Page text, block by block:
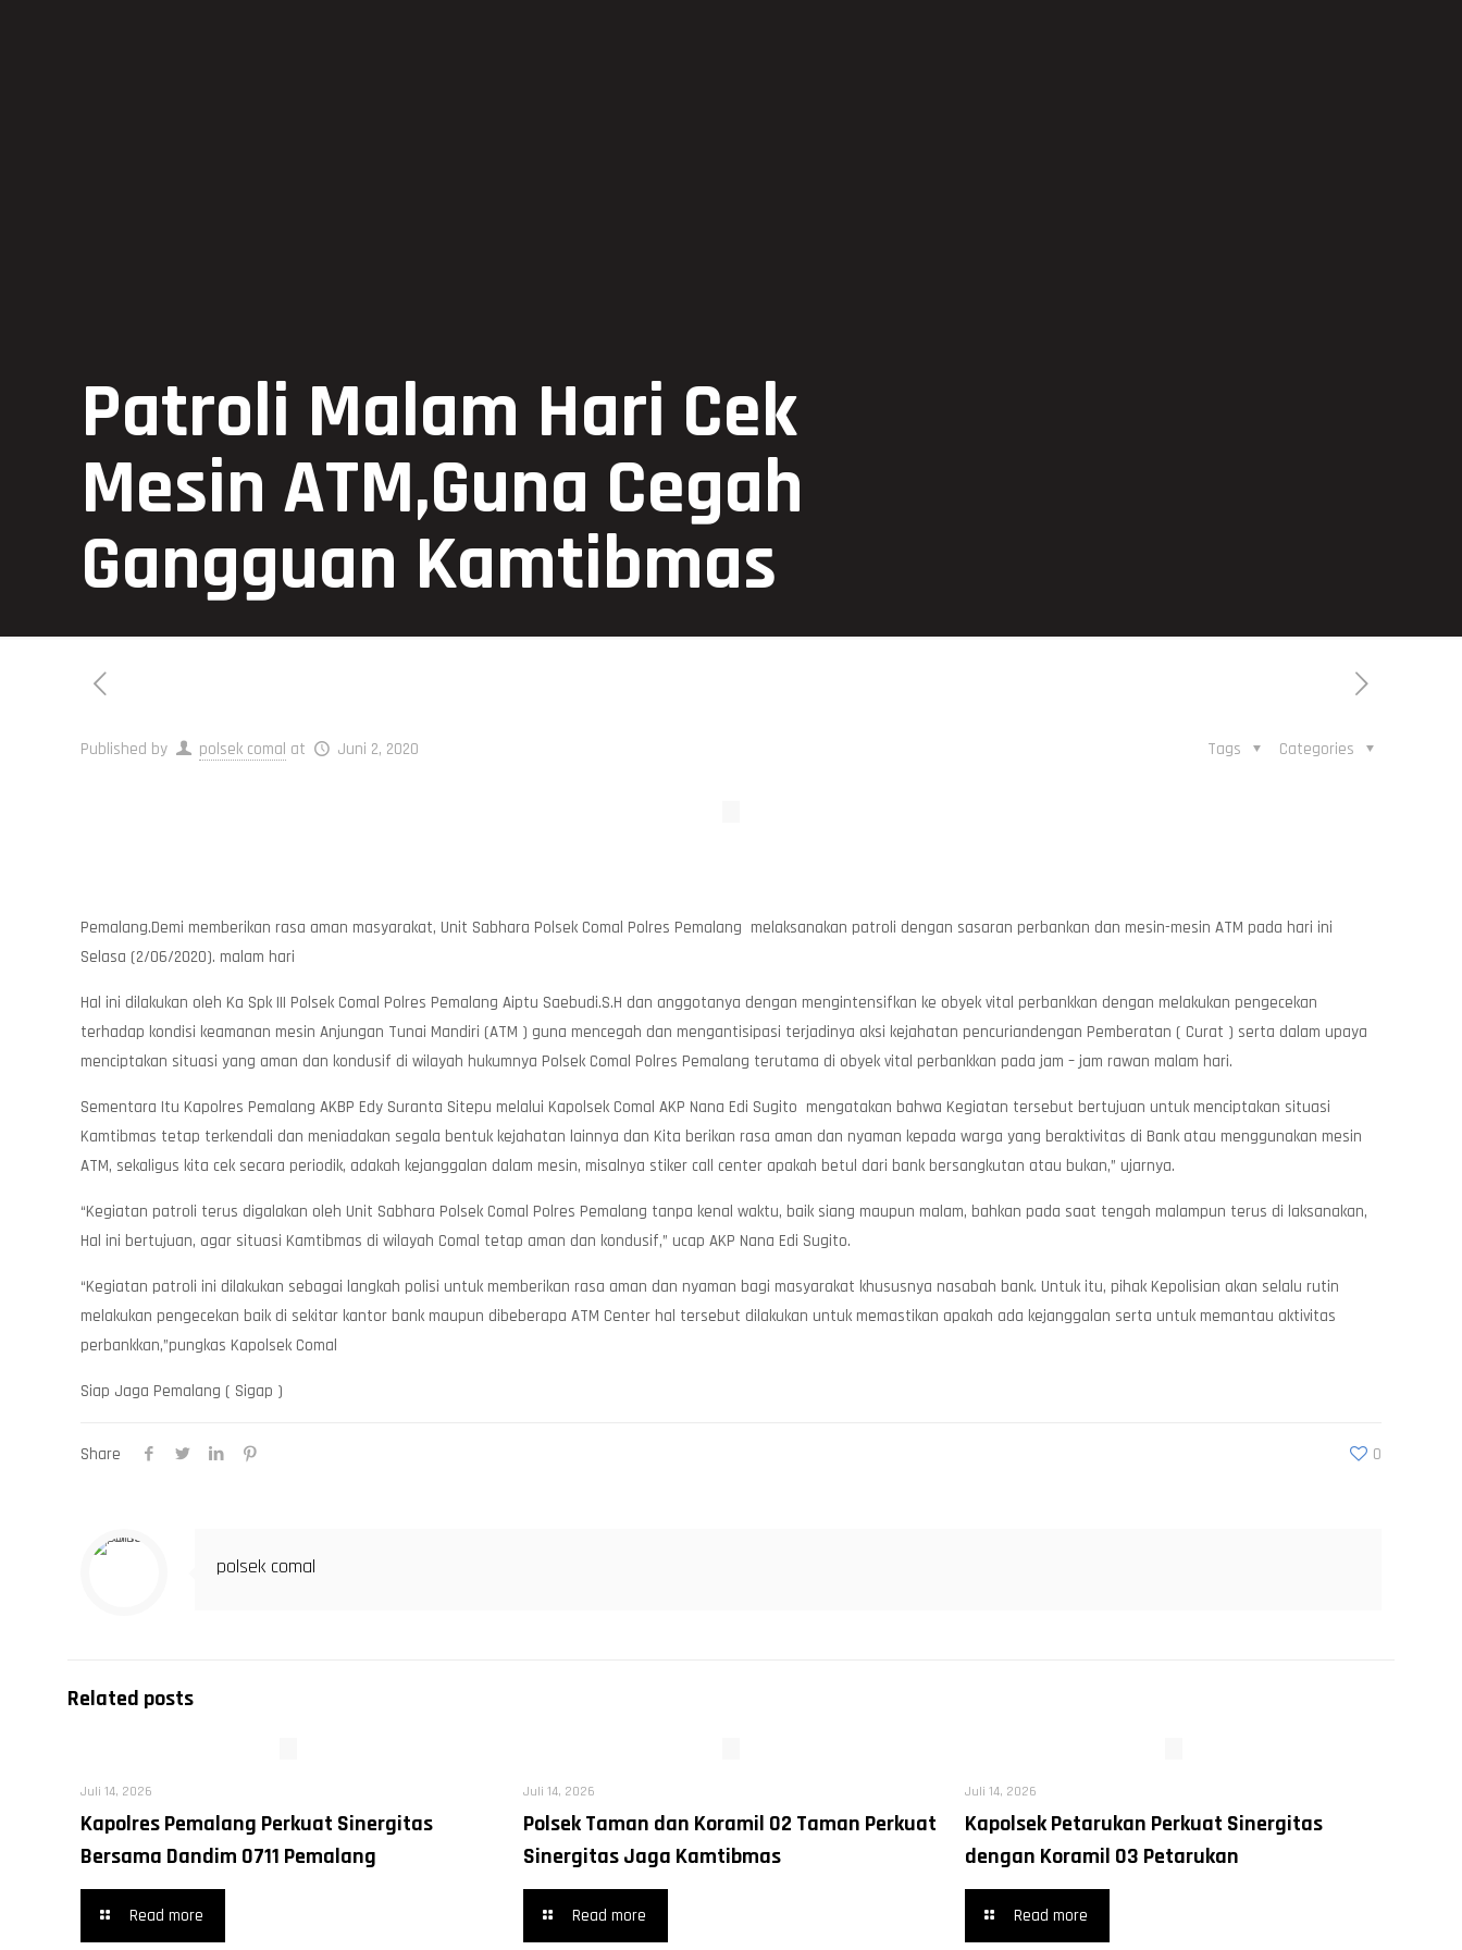
Patroli Malam Hari Cek
Mesin ATM,Guna Cegah
Gangguan Kamtibmas
Published by polsek comal at Juni 2, 2020 Categories
Tags
Pemalang.Demi memberikan rasa aman masyarakat, Unit Sabhara Polsek Comal Polres Pemalang melaksanakan patroli dengan sasaran perbankan dan mesin-mesin ATM pada hari ini
Selasa (2/06/2020). malam hari
Hal ini dilakukan oleh Ka Spk III Polsek Comal Polres Pemalang Aiptu Saebudi.S.H dan anggotanya dengan mengintensifkan ke obyek vital perbankkan dengan melakukan pengecekan
terhadap kondisi keamanan mesin Anjungan Tunai Mandiri (ATM ) guna mencegah dan mengantisipasi terjadinya aksi kejahatan pencuriandengan Pemberatan ( Curat ) serta dalam upaya
menciptakan situasi yang aman dan kondusif di wilayah hukumnya Polsek Comal Polres Pemalang terutama di obyek vital perbankkan pada jam – jam rawan malam hari.
Sementara Itu Kapolres Pemalang AKBP Edy Suranta Sitepu melalui Kapolsek Comal AKP Nana Edi Sugito mengatakan bahwa Kegiatan tersebut bertujuan untuk menciptakan situasi
Kamtibmas tetap terkendali dan meniadakan segala bentuk kejahatan lainnya dan Kita berikan rasa aman dan nyaman kepada warga yang beraktivitas di Bank atau menggunakan mesin
ATM, sekaligus kita cek secara periodik, adakah kejanggalan dalam mesin, misalnya stiker call center apakah betul dari bank bersangkutan atau bukan,” ujarnya.
“Kegiatan patroli terus digalakan oleh Unit Sabhara Polsek Comal Polres Pemalang tanpa kenal waktu, baik siang maupun malam, bahkan pada saat tengah malampun terus di laksanakan,
Hal ini bertujuan, agar situasi Kamtibmas di wilayah Comal tetap aman dan kondusif,” ucap AKP Nana Edi Sugito.
“Kegiatan patroli ini dilakukan sebagai langkah polisi untuk memberikan rasa aman dan nyaman bagi masyarakat khususnya nasabah bank. Untuk itu, pihak Kepolisian akan selalu rutin
melakukan pengecekan baik di sekitar kantor bank maupun dibeberapa ATM Center hal tersebut dilakukan untuk memastikan apakah ada kejanggalan serta untuk memantau aktivitas
perbankkan,”pungkas Kapolsek Comal
Siap Jaga Pemalang ( Sigap )
Share 0
polsek comal
Related posts
Juli 14, 2026
Kapolres Pemalang Perkuat Sinergitas
Bersama Dandim 0711 Pemalang
Read more
Juli 14, 2026
Polsek Taman dan Koramil 02 Taman Perkuat
Sinergitas Jaga Kamtibmas
Read more
Juli 14, 2026
Kapolsek Petarukan Perkuat Sinergitas
dengan Koramil 03 Petarukan
Read more